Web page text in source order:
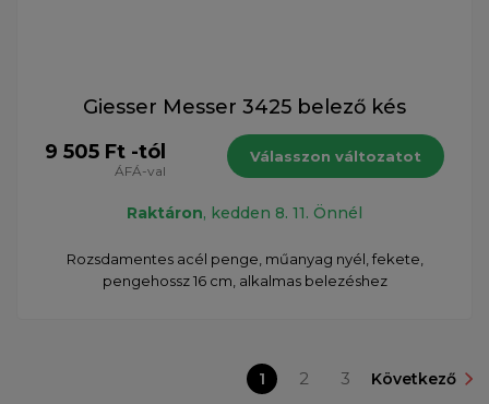
Giesser Messer 3425 belező kés
9 505 Ft -tól
ÁFÁ-val
Válasszon változatot
Raktáron, kedden 8. 11. Önnél
Rozsdamentes acél penge, műanyag nyél, fekete,
pengehossz 16 cm, alkalmas belezéshez
1 2 3 Következő